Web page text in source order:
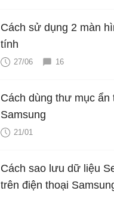
Cách sử dụng 2 màn
tính
27/06 16
Cách dùng thư mục ẩn
Samsung
21/01
Cách sao lưu dữ liệu
trên điện thoại